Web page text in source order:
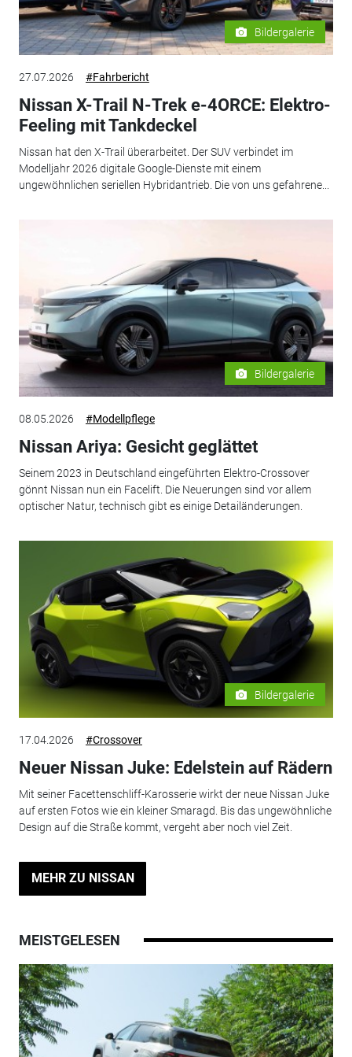
Bildergalerie
27.07.2026 #Fahrbericht
Nissan X-Trail N-Trek e-4ORCE: Elektro-
Feeling mit Tankdeckel
Nissan hat den X-Trail überarbeitet. Der SUV verbindet im
Modelljahr 2026 digitale Google-Dienste mit einem
ungewöhnlichen seriellen Hybridantrieb. Die von uns gefahrene...
Bildergalerie
08.05.2026 #Modellpflege
Nissan Ariya: Gesicht geglättet
Seinem 2023 in Deutschland eingeführten Elektro-Crossover
gönnt Nissan nun ein Facelift. Die Neuerungen sind vor allem
optischer Natur, technisch gibt es einige Detailänderungen.
Bildergalerie
17.04.2026 #Crossover
Neuer Nissan Juke: Edelstein auf Rädern
Mit seiner Facettenschliff-Karosserie wirkt der neue Nissan Juke
auf ersten Fotos wie ein kleiner Smaragd. Bis das ungewöhnliche
Design auf die Straße kommt, vergeht aber noch viel Zeit.
MEHR ZU NISSAN
MEISTGELESEN